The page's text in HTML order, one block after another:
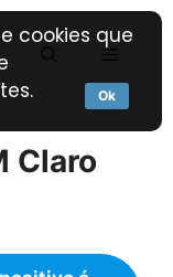
Claro
cookies que
Ok